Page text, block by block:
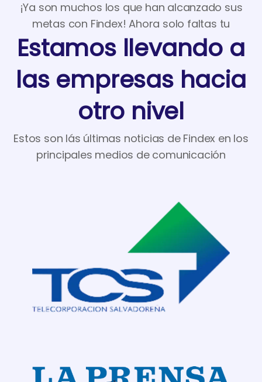
¡Ya son muchos los que han alcanzado sus
metas con Findex! Ahora solo faltas tu
Estamos llevando a
las empresas hacia
otro nivel
Estos son lás últimas noticias de Findex en los
principales medios de comunicación